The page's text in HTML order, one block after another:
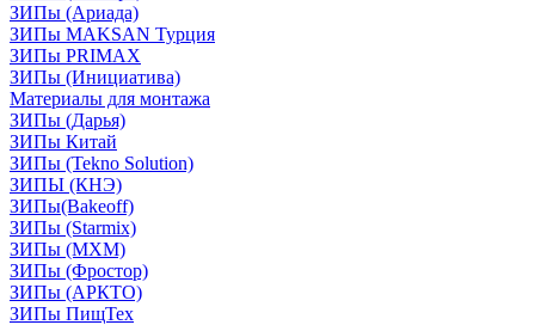
ЗИПы (Ариада)
ЗИПы MAKSAN Турция
ЗИПы PRIMAX
ЗИПы (Инициатива)
Материалы для монтажа
ЗИПы (Дарья)
ЗИПы Китай
ЗИПы (Tekno Solution)
ЗИПЫ (КНЭ)
ЗИПы(Bakeoff)
ЗИПы (Starmix)
ЗИПы (МХМ)
ЗИПы (Фростор)
ЗИПы (АРКТО)
ЗИПы ПищТех